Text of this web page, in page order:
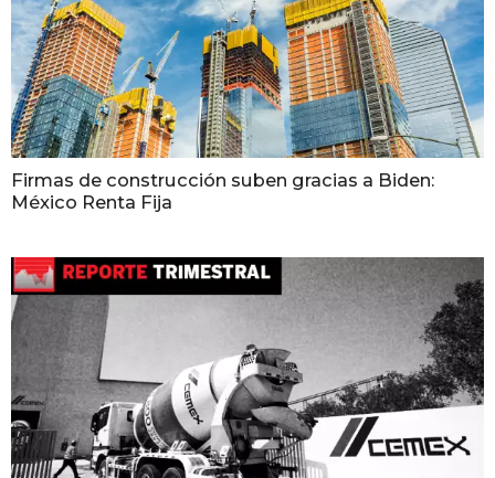
Firmas de construcción suben gracias a Biden:
México Renta Fija